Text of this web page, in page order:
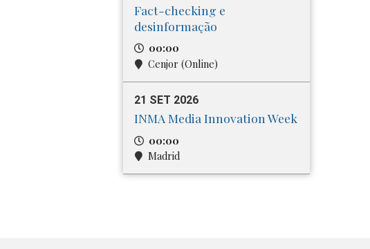
Fact-checking e
desinformação
00:00
Cenjor (Online)
21 SET 2026
INMA Media Innovation Week
00:00
Madrid